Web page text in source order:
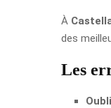
À
des
Les